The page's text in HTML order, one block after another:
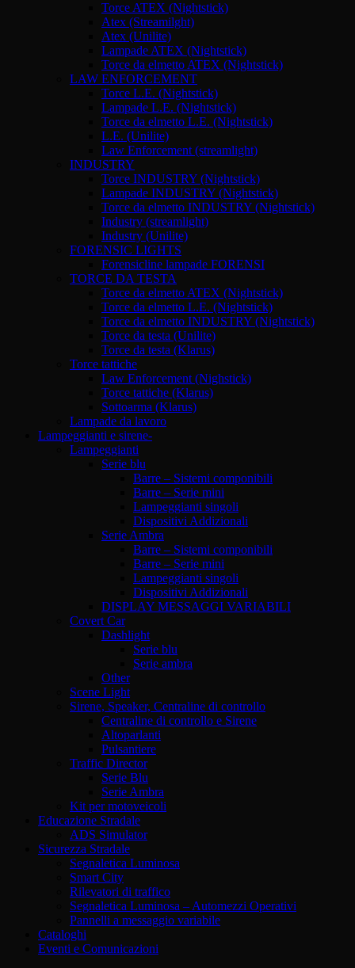
Torce ATEX (Nightstick)
Atex (Streamilght)
Atex (Unilite)
Lampade ATEX (Nightstick)
Torce da elmetto ATEX (Nightstick)
LAW ENFORCEMENT
Torce L.E. (Nightstick)
Lampade L.E. (Nightstick)
Torce da elmetto L.E. (Nightstick)
L.E. (Unilite)
Law Enforcement (streamlight)
INDUSTRY
Torce INDUSTRY (Nightstick)
Lampade INDUSTRY (Nightstick)
Torce da elmetto INDUSTRY (Nightstick)
Industry (streamlight)
Industry (Unilite)
FORENSIC LIGHTS
Forensicline lampade FORENSI
TORCE DA TESTA
Torce da elmetto ATEX (Nightstick)
Torce da elmetto L.E. (Nightstick)
Torce da elmetto INDUSTRY (Nightstick)
Torce da testa (Unilite)
Torce da testa (Klarus)
Torce tattiche
Law Enforcement (Nighstick)
Torce tattiche (Klarus)
Sottoarma (Klarus)
Lampade da lavoro
Lampeggianti e sirene-
Lampeggianti
Serie blu
Barre – Sistemi componibili
Barre – Serie mini
Lampeggianti singoli
Dispositivi Addizionali
Serie Ambra
Barre – Sistemi componibili
Barre – Serie mini
Lampeggianti singoli
Dispositivi Addizionali
DISPLAY MESSAGGI VARIABILI
Covert Car
Dashlight
Serie blu
Serie ambra
Other
Scene Light
Sirene, Speaker, Centraline di controllo
Centraline di controllo e Sirene
Altoparlanti
Pulsantiere
Traffic Director
Serie Blu
Serie Ambra
Kit per motoveicoli
Educazione Stradale
ADS Simulator
Sicurezza Stradale
Segnaletica Luminosa
Smart City
Rilevatori di traffico
Segnaletica Luminosa – Automezzi Operativi
Pannelli a messaggio variabile
Cataloghi
Eventi e Comunicazioni